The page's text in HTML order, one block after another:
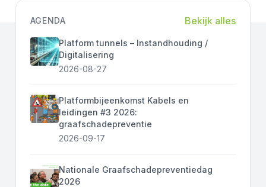
AGENDA Bekijk alles
Platform tunnels – Instandhouding /
Digitalisering
2026-08-27
Platformbijeenkomst Kabels en
leidingen #3 2026:
graafschadepreventie
2026-09-17
Nationale Graafschadepreventiedag
2026